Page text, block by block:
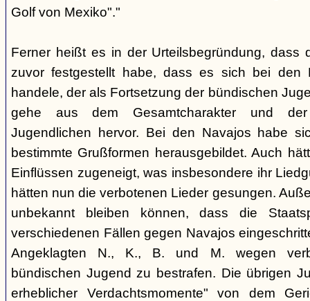
Golf von Mexiko"."
Ferner heißt es in der Urteilsbegründung, dass
zuvor festgestellt habe, dass es sich bei den
handele, der als Fortsetzung der bündischen
gehe aus dem Gesamtcharakter und der
Jugendlichen hervor. Bei den Navajos habe
bestimmte Grußformen herausgebildet. Auch
Einflüssen zugeneigt, was insbesondere ihr
hätten nun die verbotenen Lieder gesungen.
unbekannt bleiben können, dass die
verschiedenen Fällen gegen Navajos
Angeklagten N., K., B. und M. wegen
bündischen Jugend zu bestrafen. Die übrigen
erheblicher Verdachtsmomente" von dem